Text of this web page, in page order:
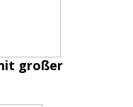
großer